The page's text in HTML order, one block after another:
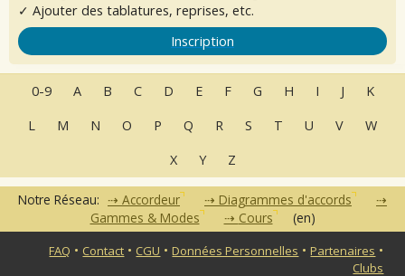
✓ Ajouter des tablatures, reprises, etc.
Inscription
0-9 A B C D E F G H I J
K
L
M N O P Q R S T U V
W
X
Y Z
Notre Réseau: Accordeur
Diagrammes d'accords
Gammes & Modes
Cours (en)
FAQ • Contact • CGU •Données Personnelles •Partenaires •
Clubs